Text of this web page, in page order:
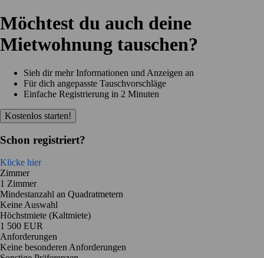
Möchtest du auch deine
Mietwohnung tauschen?
Sieh dir mehr Informationen und Anzeigen an
Für dich angepasste Tauschvorschläge
Einfache Registrierung in 2 Minuten
Kostenlos starten!
Schon registriert?
Klicke hier
Zimmer
1 Zimmer
Mindestanzahl an Quadratmetern
Keine Auswahl
Höchstmiete (Kaltmiete)
1 500 EUR
Anforderungen
Keine besonderen Anforderungen